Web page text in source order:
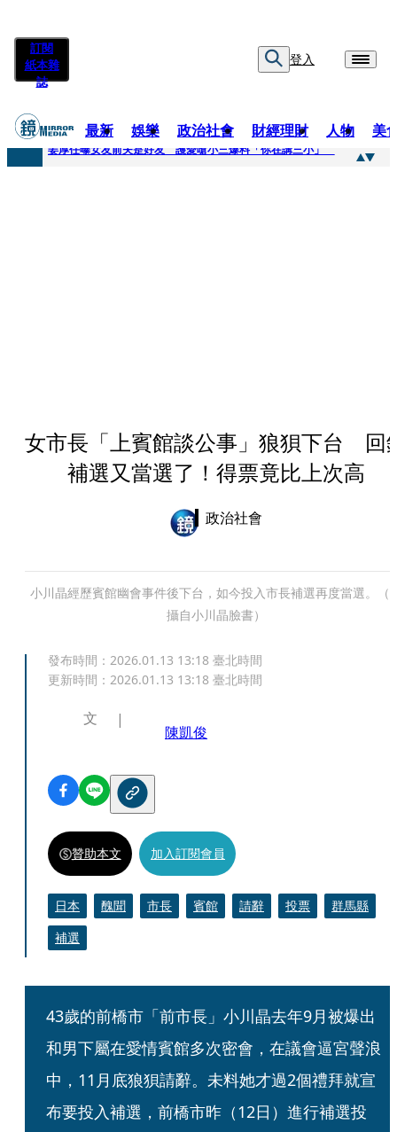
訂閱
紙本雜
誌
登入
最新 娛樂 政治社會 財經理財 人物 美
快訊
姜厚任曝女友前夫是好友 護愛嗆小三爆料「你在講三小」
女市長「上賓館談公事」狼狽下台 回
補選又當選了！得票竟比上次高
政治社會
小川晶經歷賓館幽會事件後下台，如今投入市長補選再度當選。（
攝自小川晶臉書）
發布時間： 2026.01.13 13:18 臺北時間
更新時間： 2026.01.13 13:18 臺北時間
文
陳凱俊
贊助本文 加入訂閱會員
日本 醜聞 市長 賓館 請辭 投票
群馬縣
補選
43歲的前橋市「前市長」小川晶去年9月被爆出
和男下屬在愛情賓館多次密會，在議會逼宮聲浪
中，11月底狼狽請辭。未料她才過2個禮拜就宣
布要投入補選，前橋市昨（12日）進行補選投